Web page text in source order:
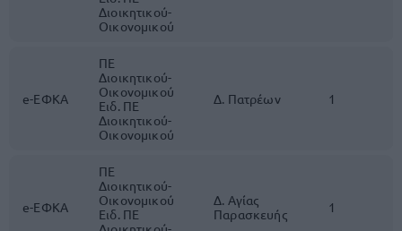
Διοικητικού-
Οικονομικού
e-ΕΦΚΑ
ΠΕ
Διοικητικού-
Οικονομικού
Ειδ. ΠΕ
Διοικητικού-
Οικονομικού
Δ. Πατρέων 1
e-ΕΦΚΑ
ΠΕ
Διοικητικού-
Οικονομικού
Ειδ. ΠΕ
Δ. Αγίας
Παρασκευής
1